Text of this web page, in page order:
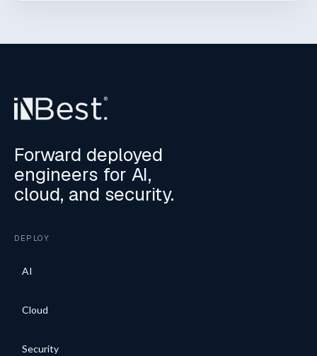
Forward deployed
engineers for AI,
cloud, and security.
DEPLOY
AI
Cloud
Security